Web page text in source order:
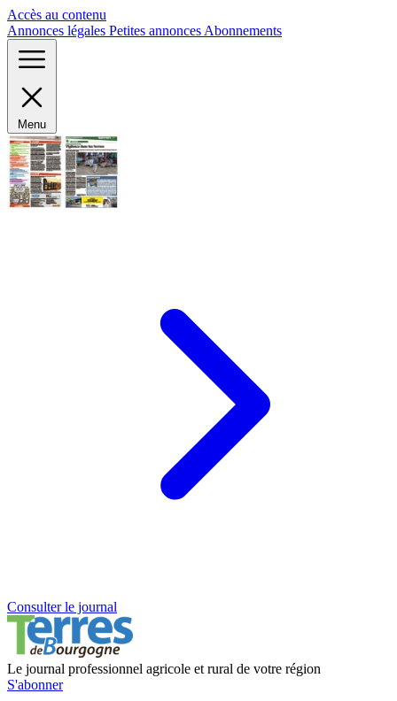
Accès au contenu
Annonces légales Petites annonces Abonnements
Menu
Consulter le journal
Le journal professionnel agricole et rural de votre région
S'abonner
Panneau de gestion des cookies